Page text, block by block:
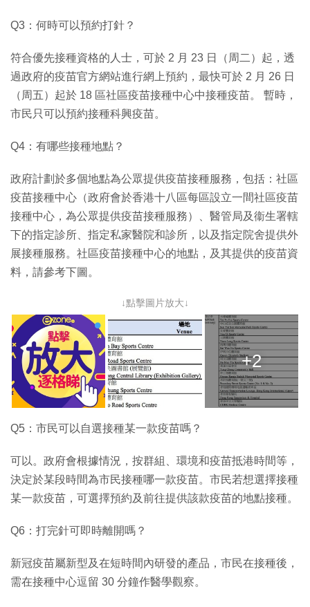
Q3：何時可以預約打針？
符合優先接種資格的人士，可於 2 月 23 日（周二）起，透
過政府的疫苗官方網站進行網上預約，最快可於 2 月 26 日
（周五）起於 18 區社區疫苗接種中心中接種疫苗。 暫時，
市民只可以預約接種科興疫苗。
Q4：有哪些接種地點？
政府計劃於多個地點為公眾提供疫苗接種服務，包括：社區
疫苗接種中心（政府會於香港十八區每區設立一間社區疫苗
接種中心，為公眾提供疫苗接種服務）、醫管局及衞生署轄
下的指定診所、指定私家醫院和診所，以及指定院舍提供外
展接種服務。社區疫苗接種中心的地點，及其提供的疫苗資
料，請參考下圖。
↓點擊圖片放大↓
+2
Q5：市民可以自選接種某一款疫苗嗎？
可以。政府會根據情況，按群組、環境和疫苗抵港時間等，
決定於某段時間為市民接種哪一款疫苗。市民若想選擇接種
某一款疫苗，可選擇預約及前往提供該款疫苗的地點接種。
Q6：打完針可即時離開嗎？
新冠疫苗屬新型及在短時間內研發的產品，市民在接種後，
需在接種中心逗留 30 分鐘作醫學觀察。